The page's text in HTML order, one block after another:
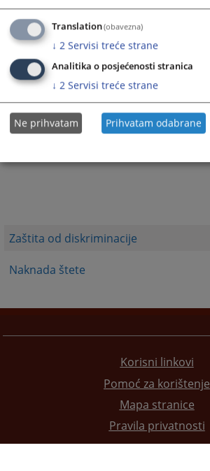
Zaštita od diskriminacije
Naknada štete
Korisni linkovi
Pomoć za korištenje
Mapa stranice
Pravila privatnosti
Translation(obavezna)
↓ 2 Servisi treće strane
Analitika o posjećenosti stranica
↓ 2 Servisi treće strane
Ne prihvatam Prihvatam odabrane